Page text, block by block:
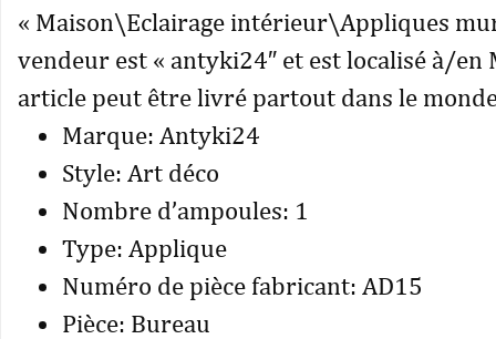
« Maison\Eclairage intérieur\Appliques
vendeur est « antyki24″ et est localisé à/en
article peut être livré partout dans le
Marque: Antyki24
Style: Art déco
Nombre d’ampoules: 1
Type: Applique
Numéro de pièce fabricant: AD15
Pièce: Bureau